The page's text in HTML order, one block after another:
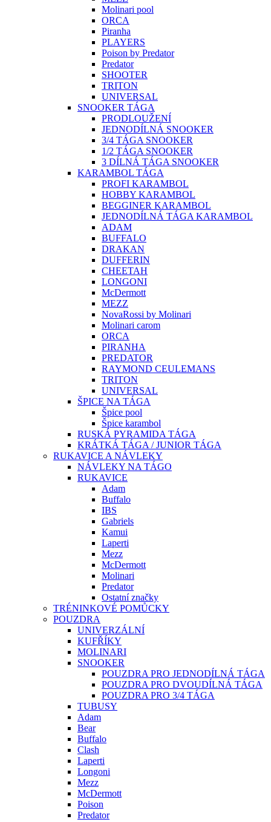
Molinari pool
ORCA
Piranha
PLAYERS
Poison by Predator
Predator
SHOOTER
TRITON
UNIVERSAL
SNOOKER TÁGA
PRODLOUŽENÍ
JEDNODÍLNÁ SNOOKER
3/4 TÁGA SNOOKER
1/2 TÁGA SNOOKER
3 DÍLNÁ TÁGA SNOOKER
KARAMBOL TÁGA
PROFI KARAMBOL
HOBBY KARAMBOL
BEGGINER KARAMBOL
JEDNODÍLNÁ TÁGA KARAMBOL
ADAM
BUFFALO
DRAKAN
DUFFERIN
CHEETAH
LONGONI
McDermott
MEZZ
NovaRossi by Molinari
Molinari carom
ORCA
PIRANHA
PREDATOR
RAYMOND CEULEMANS
TRITON
UNIVERSAL
ŠPICE NA TÁGA
Špice pool
Špice karambol
RUSKÁ PYRAMIDA TÁGA
KRÁTKÁ TÁGA / JUNIOR TÁGA
RUKAVICE A NÁVLEKY
NÁVLEKY NA TÁGO
RUKAVICE
Adam
Buffalo
IBS
Gabriels
Kamui
Laperti
Mezz
McDermott
Molinari
Predator
Ostatní značky
TRÉNINKOVÉ POMŮCKY
POUZDRA
UNIVERZÁLNÍ
KUFŘÍKY
MOLINARI
SNOOKER
POUZDRA PRO JEDNODÍLNÁ TÁGA
POUZDRA PRO DVOUDÍLNÁ TÁGA
POUZDRA PRO 3/4 TÁGA
TUBUSY
Adam
Bear
Buffalo
Clash
Laperti
Longoni
Mezz
McDermott
Poison
Predator